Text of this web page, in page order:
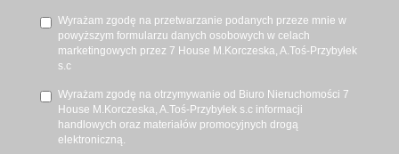
Wyrażam zgodę na przetwarzanie podanych przeze mnie w
powyższym formularzu danych osobowych w celach
marketingowych przez 7 House M.Korczeska, A.Toś-Przybyłek
s.c
Wyrażam zgodę na otrzymywanie od Biuro Nieruchomości 7
House M.Korczeska, A.Toś-Przybyłek s.c informacji
handlowych oraz materiałów promocyjnych drogą
elektroniczną.